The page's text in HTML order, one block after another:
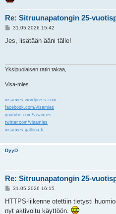
Re: Sitruunapatongin 25-
V
e
31.05.2026 15:42
Jes, lisätään ääni tälle!
Yksipuolaisen ratin takaa,
Visa-mies
visamies.wordpress.com
facebook.com/visamies
youtube.com/visamies
twitter.com/visamies
visamies.galleria.fi
DyyD
Re: Sitruunapatongin 25-
V
e
t
31.05.2026 16:15
HTTPS-liikenne otettiin tietysti
nyt aktivoitu käyttöön.